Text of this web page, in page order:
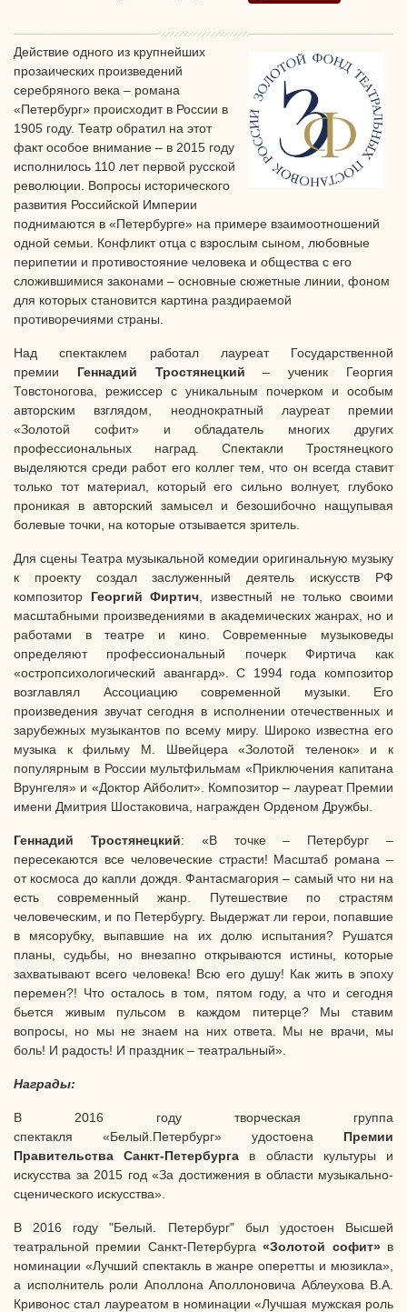
Действие одного из крупнейших
прозаических произведений
серебряного века – романа
«Петербург» происходит в России в
1905 году. Театр обратил на этот
факт особое внимание – в 2015 году
исполнилось 110 лет первой русской
революции. Вопросы исторического
развития Российской Империи
поднимаются в «Петербурге» на примере взаимоотношений
одной семьи. Конфликт отца с взрослым сыном, любовные
перипетии и противостояние человека и общества с его
сложившимися законами – основные сюжетные линии, фоном
для которых становится картина раздираемой
противоречиями страны.
Над спектаклем работал лауреат Государственной
премии Геннадий Тростянецкий – ученик Георгия
Товстоногова, режиссер с уникальным почерком и особым
авторским взглядом, неоднократный лауреат премии
«Золотой софит» и обладатель многих других
профессиональных наград. Спектакли Тростянецкого
выделяются среди работ его коллег тем, что он всегда ставит
только тот материал, который его сильно волнует, глубоко
проникая в авторский замысел и безошибочно нащупывая
болевые точки, на которые отзывается зритель.
Для сцены Театра музыкальной комедии оригинальную музыку
к проекту создал заслуженный деятель искусств РФ
композитор Георгий Фиртич , известный не только своими
масштабными произведениями в академических жанрах, но и
работами в театре и кино. Современные музыковеды
определяют профессиональный почерк Фиртича как
«остропсихологический авангард». С 1994 года композитор
возглавлял Ассоциацию современной музыки. Его
произведения звучат сегодня в исполнении отечественных и
зарубежных музыкантов по всему миру. Широко известна его
музыка кфильму М. Швейцера «Золотой теленок» и к
популярным в России мультфильмам«Приключения капитана
Врунгеля» и «Доктор Айболит». Композитор – лауреат Премии
имени Дмитрия Шостаковича, награжден Орденом Дружбы.
Геннадий Тростянецкий: «В точке – Петербург –
пересекаются все человеческие страсти! Масштаб романа –
от космоса до капли дождя. Фантасмагория – самый что ни на
есть современный жанр. Путешествие по страстям
человеческим, и по Петербургу. Выдержат ли герои, попавшие
в мясорубку, выпавшие на их долю испытания? Рушатся
планы, судьбы, но внезапно открываются истины, которые
захватывают всего человека! Всю его душу! Как жить в эпоху
перемен?! Что осталось в том, пятом году, а что и сегодня
бьется живым пульсом в каждом питерце? Мы ставим
вопросы, но мы не знаем на них ответа. Мы не врачи, мы
боль! И радость! И праздник – театральный».
Награды:
В 2016 году творческая группа
спектакля «Белый.Петербург» удостоена Премии
Правительства Санкт-Петербурга в области культуры и
искусства за 2015 год «За достижения в области музыкально-
сценического искусства».
В 2016 году "Белый. Петербург" был удостоен Высшей
театральной премии Санкт-Петербурга«Золотой софит» в
номинации «Лучший спектакль в жанре оперетты и мюзикла»
а исполнитель роли Аполлона Аполлоновича Аблеухова В.А.
Кривонос стал лауреатом в номинации«Лучшая мужская роль